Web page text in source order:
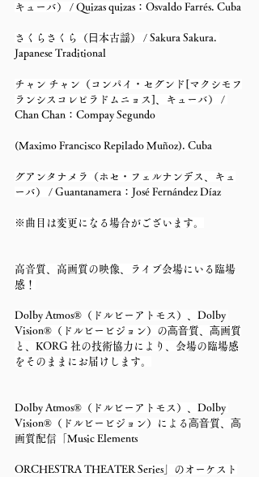
キューバ） / Quizas quizas：Osvaldo Farrés. Cuba
さくらさくら（⽇本古謡） / Sakura Sakura.
Japanese Traditional
チャン チャン（コンパイ・セグンド[マクシモフ
ランシスコレピラドムニョス]、キューバ） /
Chan Chan：Compay Segundo
(Maximo Francisco Repilado Muñoz). Cuba
グアンタナメラ（ホセ・フェルナンデス、キュ
ーバ） / Guantanamera：José Fernández Díaz
※曲目は変更になる場合がございます。
高音質、高画質の映像、ライブ会場にいる臨場
感！
Dolby Atmos®（ドルビーアトモス）、Dolby
Vision®（ドルビービジョン）の⾼⾳質、⾼画質
と、KORG 社の技術協力により、会場の臨場感
をそのままにお届けします。
Dolby Atmos®（ドルビーアトモス）、Dolby
Vision®（ドルビービジョン）による⾼⾳質、⾼
画質配信「Music Elements
ORCHESTRA THEATER Series」のオーケスト